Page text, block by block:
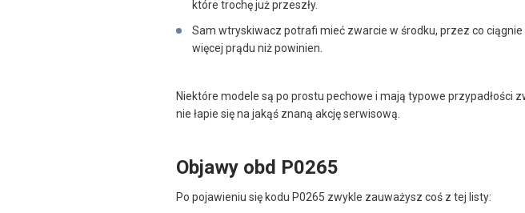
które trochę już przeszły.
Sam wtryskiwacz potrafi mieć zwarcie w środku, przez co ciągnie
więcej prądu niż powinien.
Niektóre modele są po prostu pechowe i mają typowe
nie łapie się na jakąś znaną akcję serwisową.
Objawy obd P0265
Po pojawieniu się kodu P0265 zwykle zauważysz coś z tej listy: